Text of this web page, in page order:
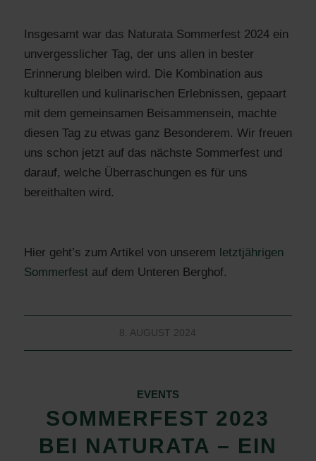
Insgesamt war das Naturata Sommerfest 2024 ein
unvergesslicher Tag, der uns allen in bester
Erinnerung bleiben wird. Die Kombination aus
kulturellen und kulinarischen Erlebnissen, gepaart
mit dem gemeinsamen Beisammensein, machte
diesen Tag zu etwas ganz Besonderem. Wir freuen
uns schon jetzt auf das nächste Sommerfest und
darauf, welche Überraschungen es für uns
bereithalten wird.
Hier geht’s zum Artikel von unserem letztjährigen
Sommerfestauf dem Unteren Berghof.
8. AUGUST 2024
EVENTS
SOMMERFEST 2023
BEI NATURATA – EIN